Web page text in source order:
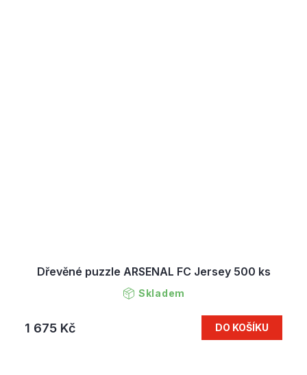
Dřevěné puzzle ARSENAL FC Jersey 500 ks
Skladem
1 675 Kč DO KOŠÍKU